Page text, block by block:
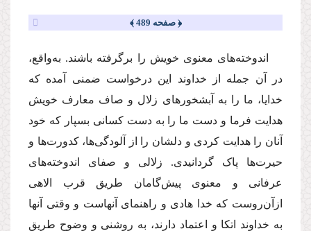
﴿ صفحه 489 ﴾
اندوخته‌های معنوی خویش را برگرفته باشند. به‌واقع،
در آن جمله از خداوند این درخواست ضمنی آمده که
خدایا، ما را به آبشخورهای زلال و صاف معارف خویش
هدایت فرما و دست ما را به دست کسانی بسپار که خود
آنان را هدایت کردی و دلشان را از آلودگی‌ها، کدورت‌ها و
حیرت‌ها پاک گردانیدی. زلالی و صفای اندوخته‌های
عرفانی و معنوی پیش‌گامان طریق قرب الاهی
ازآن‌روست که خدا هادی و راهنمای آنهاست و وقتی آنها
به خداوند اتکا و اعتماد دارند، به روشنی و وضوح طریق